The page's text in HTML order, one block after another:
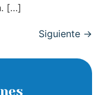
[…]
Siguiente →